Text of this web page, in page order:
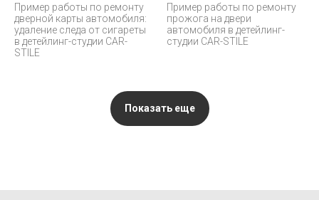
Пример работы по ремонту
дверной карты автомобиля:
удаление следа от сигареты
в детейлинг-студии CAR-
STILE
Пример работы по ремонту
прожога на двери
автомобиля в детейлинг-
студии CAR-STILE
Показать еще